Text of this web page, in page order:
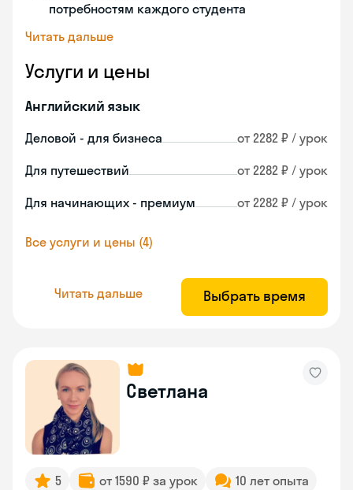
потребностям каждого студента
Читать дальше
Услуги и цены
Английский язык
Деловой - для бизнеса от 2282 ₽ / урок
Для путешествий от 2282 ₽ / урок
Для начинающих - премиум от 2282 ₽ / урок
Все услуги и цены (4)
Читать дальше Выбрать время
Светлана
5 от 1590 ₽ за урок
10 лет опыта